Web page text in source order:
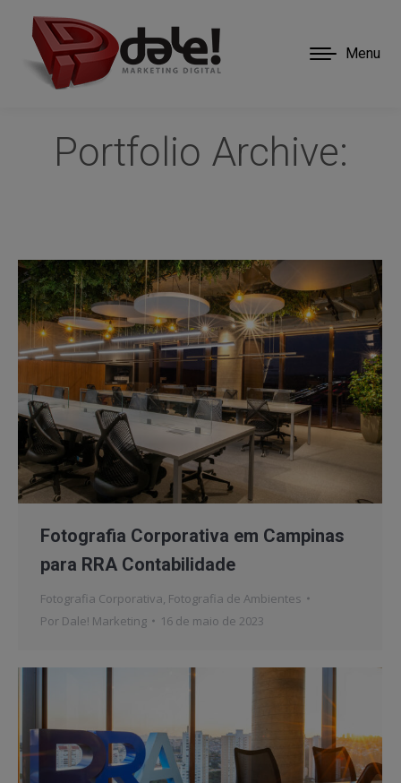
Menu
Portfolio Archive:
Fotografia Corporativa em Campinas
para RRA Contabilidade
Fotografia Corporativa Fotografia de Ambientes
Por Dale! Marketing 16 de maio de 2023